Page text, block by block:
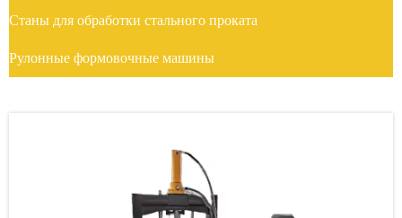
Станы для обработки стального проката
Рулонные формовочные машины